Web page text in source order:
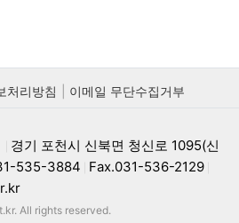
처리방침 이메일 무단수집거부
경기 포천시 신북면 청신로 1095(신
535-3884 Fax.031-536-2129
All rights reserved.